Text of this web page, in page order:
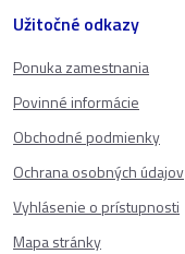
Užitočné odkazy
Ponuka zamestnania
Povinné informácie
Obchodné podmienky
Ochrana osobných údajov
Vyhlásenie o prístupnosti
Mapa stránky